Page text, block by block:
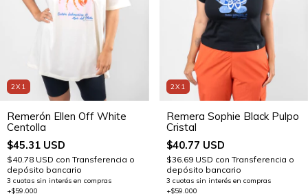
2X1
Remerón Ellen Off White
Centolla
$45.31 USD
$40.78 USD con Transferencia o
depósito bancario
2X1
Remera Sophie Black Pulpo
Cristal
$40.77 USD
$36.69 USD con Transferencia o
depósito bancario